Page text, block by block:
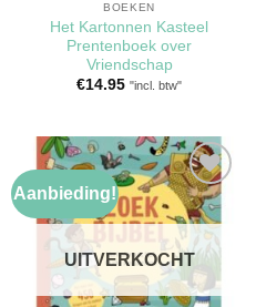
BOEKEN
Het Kartonnen Kasteel
Prentenboek over
Vriendschap
€14.95 "incl. btw"
Aanbieding!
Toevoegen
aan
verlanglijst
UITVERKOCHT